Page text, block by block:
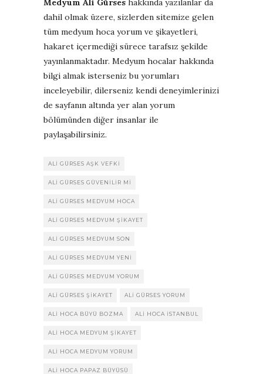
Medyum Ali Gürses hakkında yazılanlar da
dahil olmak üzere, sizlerden sitemize gelen
tüm medyum hoca yorum ve şikayetleri,
hakaret içermediği sürece tarafsız şekilde
yayınlanmaktadır. Medyum hocalar hakkında
bilgi almak isterseniz bu yorumları
inceleyebilir, dilerseniz kendi deneyimlerinizi
de sayfanın altında yer alan yorum
bölümünden diğer insanlar ile
paylaşabilirsiniz.
ALI GÜRSES AŞK VEFKI
ALI GÜRSES GÜVENILIR MI
ALI GÜRSES MEDYUM HOCA
ALI GÜRSES MEDYUM ŞIKAYET
ALI GÜRSES MEDYUM SON
ALI GÜRSES MEDYUM YENI
ALI GÜRSES MEDYUM YORUM
ALI GÜRSES ŞIKAYET ALI GÜRSES YORUM
ALI HOCA BÜYÜ BOZMA ALI HOCA ISTANBUL
ALI HOCA MEDYUM ŞIKAYET
ALI HOCA MEDYUM YORUM
ALI HOCA PAPAZ BÜYÜSÜ